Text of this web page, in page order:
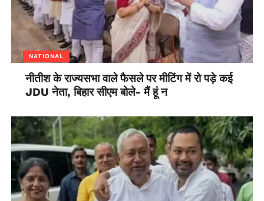
NATIONAL
नीतीश के राज्यसभा वाले फैसले पर मीटिंग में रो पड़े कई
JDU नेता, बिहार सीएम बोले- मैं हूं न